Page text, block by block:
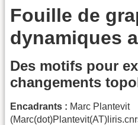
Fouille de
dynamiques
Des motifs pour
changements
Encadrants : Marc Plantevit